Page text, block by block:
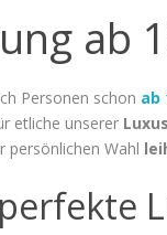
ab
Personen schon ab
etliche unserer
persönlichen Wahl